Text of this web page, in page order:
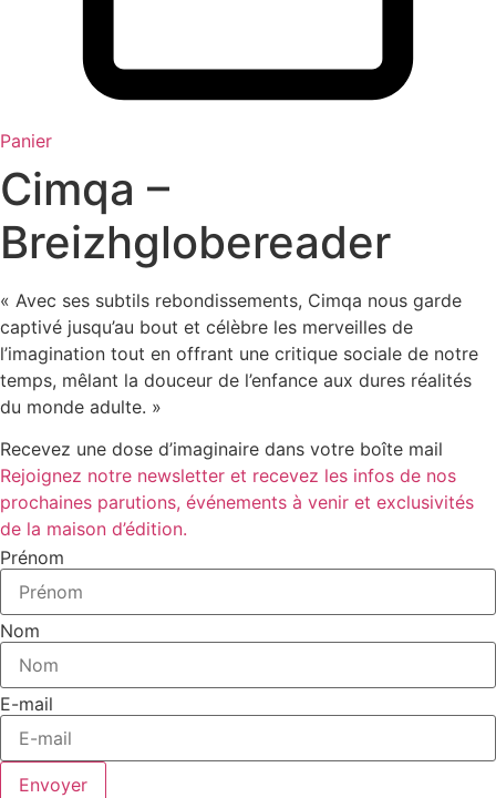
Panier
Cimqa –
Breizhglobereader
« Avec ses subtils rebondissements, Cimqa nous garde
captivé jusqu’au bout et célèbre les merveilles de
l’imagination tout en offrant une critique sociale de notre
temps, mêlant la douceur de l’enfance aux dures réalités
du monde adulte. »
Recevez une dose d’imaginaire dans votre boîte mail
Rejoignez notre newsletter et recevez les infos de nos
prochaines parutions, événements à venir et exclusivités
de la maison d’édition.
Prénom
Nom
E-mail
Envoyer